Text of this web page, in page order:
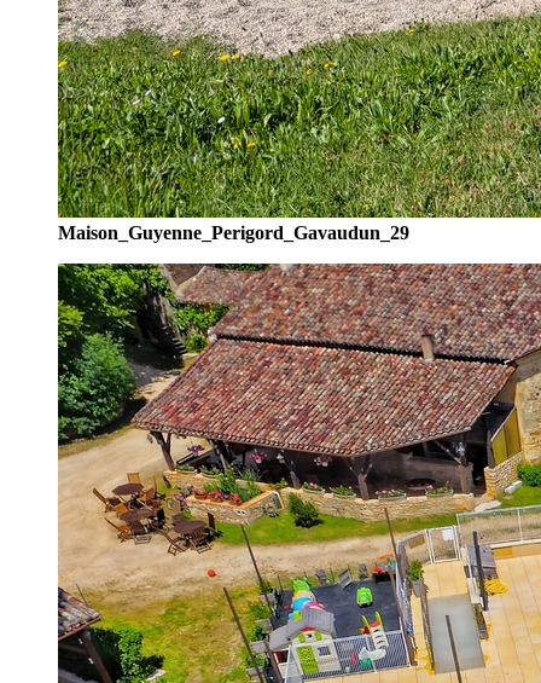
Maison_Guyenne_Perigord_Gavaudun_29